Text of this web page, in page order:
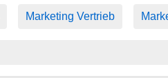
Marketing Vertrieb